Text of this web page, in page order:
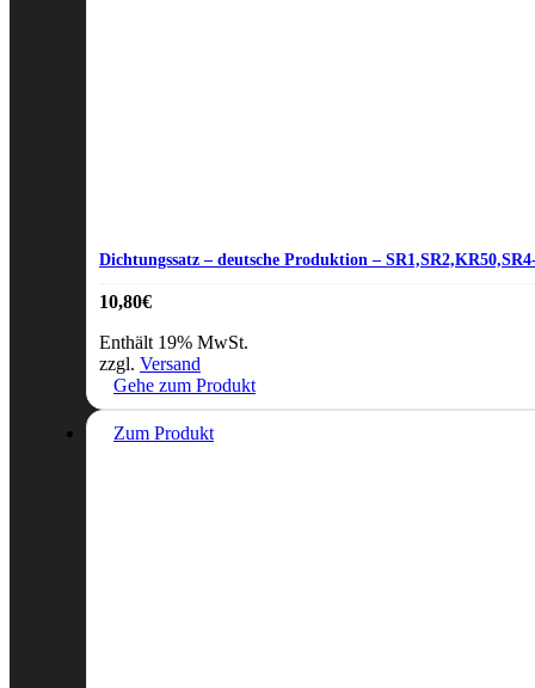
Dichtungssatz – deutsche Produktion –
10,80€
Enthält 19% MwSt.
zzgl. Versand
Gehe zum Produkt
Zum Produkt